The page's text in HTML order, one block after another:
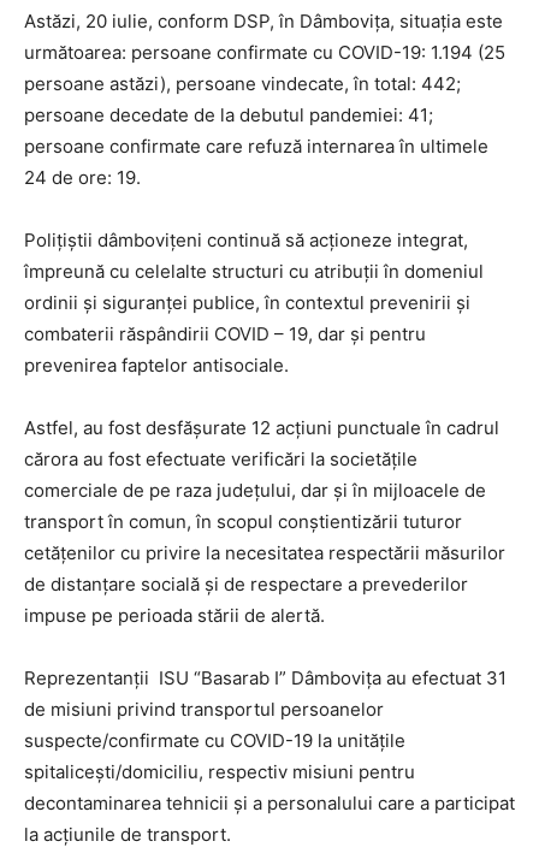
Astăzi, 20 iulie, conform DSP, în Dâmbovița, situația este
următoarea: persoane confirmate cu COVID-19: 1.194 (25
persoane astăzi), persoane vindecate, în total: 442;
persoane decedate de la debutul pandemiei: 41;
persoane confirmate care refuză internarea în ultimele
24 de ore: 19.
Polițiștii dâmbovițeni continuă să acționeze integrat,
împreună cu celelalte structuri cu atribuții în domeniul
ordinii și siguranței publice, în contextul prevenirii și
combaterii răspândirii COVID – 19, dar și pentru
prevenirea faptelor antisociale.
Astfel, au fost desfășurate 12 acțiuni punctuale în cadrul
cărora au fost efectuate verificări la societățile
comerciale de pe raza județului, dar și în mijloacele de
transport în comun, în scopul conștientizării tuturor
cetățenilor cu privire la necesitatea respectării măsurilor
de distanțare socială și de respectare a prevederilor
impuse pe perioada stării de alertă.
Reprezentanții ISU “Basarab I” Dâmbovița au efectuat 31
de misiuni privind transportul persoanelor
suspecte/confirmate cu COVID-19 la unitățile
spitalicești/domiciliu, respectiv misiuni pentru
decontaminarea tehnicii și a personalului care a participat
la acțiunile de transport.